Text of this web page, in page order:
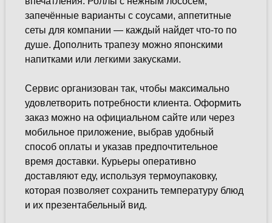
запечённые варианты с соусами, аппетитные
сеты для компании — каждый найдет что-то по
душе. Дополнить трапезу можно японскими
напитками или легкими закусками.
Сервис организован так, чтобы максимально
удовлетворить потребности клиента. Оформить
заказ можно на официальном сайте или через
мобильное приложение, выбрав удобный
способ оплаты и указав предпочтительное
время доставки. Курьеры оперативно
доставляют еду, используя термоупаковку,
которая позволяет сохранить температуру блюд
и их презентабельный вид.